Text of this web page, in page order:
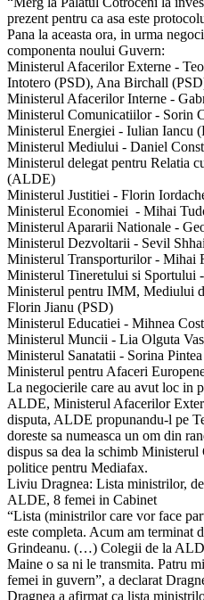
prezent pentru ca asa este
Pana la aceasta ora, in urma
componenta noului Guvern:
Ministerul Afacerilor Externe -
Intotero (PSD), Ana Birchall
Ministerul Afacerilor Interne -
Ministerul Comunicatiilor - Sorin
Ministerul Energiei - Iulian Iancu
Ministerul Mediului - Daniel
Ministerul delegat pentru Relatia
(ALDE)
Ministerul Justitiei - Florin
Ministerul Economiei - Mihai
Ministerul Apararii Nationale -
Ministerul Dezvoltarii - Sevil
Ministerul Transporturilor - Mihai
Ministerul Tineretului si Sportului
Ministerul pentru IMM, Mediului
Florin Jianu (PSD)
Ministerul Educatiei - Mihnea
Ministerul Muncii - Lia Olguta
Ministerul Sanatatii - Sorina
Ministerul pentru Afaceri
La negocierile care au avut loc in
ALDE, Ministerul Afacerilor
disputa, ALDE propunandu-l pe
doreste sa numeasca un om din
dispus sa dea la schimb
politice pentru Mediafax.
Liviu Dragnea: Lista ministrilor,
ALDE, 8 femei in Cabinet
“Lista (ministrilor care vor face
este completa. Acum am terminat
Grindeanu. (…) Colegii de la
Maine o sa ni le transmita. Patru
femei in guvern”, a declarat
Dragnea a afirmat ca lista